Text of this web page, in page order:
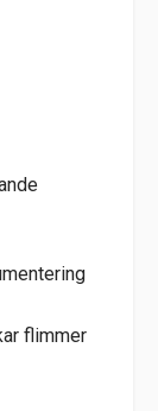
flimmer